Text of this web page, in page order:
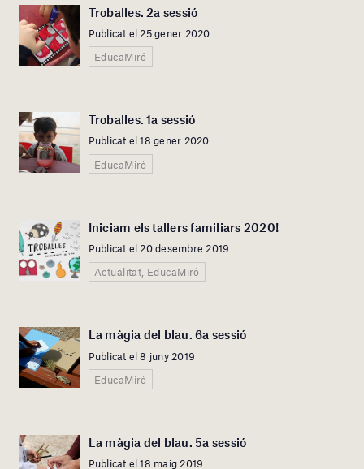
Troballes. 2a sessió
Publicat el 25 gener 2020
EducaMiró
Troballes. 1a sessió
Publicat el 18 gener 2020
EducaMiró
Iniciam els tallers familiars 2020!
Publicat el 20 desembre 2019
Actualitat, EducaMiró
La màgia del blau. 6a sessió
Publicat el 8 juny 2019
EducaMiró
La màgia del blau. 5a sessió
Publicat el 18 maig 2019